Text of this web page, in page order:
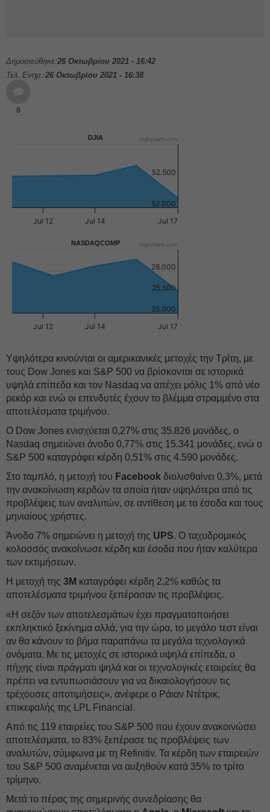
Δημοσιεύθηκε:26 Οκτωβρίου 2021 - 16:42
Τελ. Ενημ.:26 Οκτωβρίου 2021 - 16:38
0
DJIA
Jul 12 Jul 14 Jul 17
52.000
52.500
Highcharts.com
NASDAQCOMP
Jul 12 Jul 14 Jul 17
25.000
25.500
26.000
Highcharts.com
Υψηλότερα κινούνται οι αμερικανικές μετοχές την Τρίτη, με
τους Dow Jones και S&P 500 να βρίσκονται σε ιστορικά
υψηλά επίπεδα και τον Nasdaq να απέχει μόλις 1% από νέο
ρεκόρ και ενώ οι επενδυτές έχουν το βλέμμα στραμμένο στα
αποτελέσματα τριμήνου.
Ο Dow Jones ενισχύεται 0,27% στις 35.826 μονάδες, ο
Nasdaq σημειώνει άνοδο 0,77% στις 15.341 μονάδες, ενώ ο
S&P 500 καταγράφει κέρδη 0,51% στις 4.590 μονάδες.
Στο ταμπλό, η μετοχή του Facebook διολισθαίνει 0,3%, μετά
την ανακοίνωση κερδών τα οποία ήταν υψηλότερα από τις
προβλέψεις των αναλυτών, σε αντίθεση με τα έσοδα και τους
μηνιαίους χρήστες.
Άνοδο 7% σημειώνει η μετοχή της UPS. Ο ταχυδρομικός
κολοσσός ανακοίνωσε κέρδη και έσοδα που ήταν καλύτερα
των εκτιμήσεων.
Η μετοχή της 3M καταγράφει κέρδη 2,2% καθώς τα
αποτελέσματα τριμήνου ξεπέρασαν τις προβλέψεις.
«Η σεζόν των αποτελεσμάτων έχει πραγματοποιήσει
εκπληκτικό ξεκίνημα αλλά, για την ώρα, το μεγάλο τεστ είναι
αν θα κάνουν το βήμα παραπάνω τα μεγάλα τεχνολογικά
ονόματα. Με τις μετοχές σε ιστορικά υψηλά επίπεδα, ο
πήχης είναι πράγματι ψηλά και οι τεχνολογικές εταιρείες θα
πρέπει να εντυπωσιάσουν για να δικαιολογήσουν τις
τρέχουσες αποτιμήσεις», ανέφερε ο Ράιαν Ντέτρικ,
επικεφαλής της LPL Financial.
Aπό τις 119 εταιρείες του S&P 500 που έχουν ανακοινώσει
αποτελέσματα, το 83% ξεπέρασε τις προβλέψεις των
αναλυτών, σύμφωνα με τη Refinitiv. Τα κέρδη των εταιρειών
του S&P 500 αναμένεται να αυξηθούν κατά 35% το τρίτο
τρίμηνο.
Μετά το πέρας της σημερινής συνεδρίασης θα